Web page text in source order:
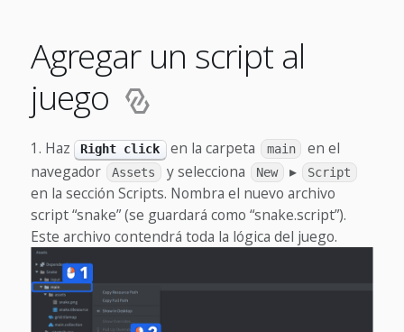
Agregar un script al
juego
Haz Right click en la carpeta main
en el
navegador
Assets y selecciona New ▸ Script
en la sección Scripts. Nombra el nuevo archivo
script “snake” (se guardará como “snake.script”).
Este archivo contendrá toda la lógica del juego.